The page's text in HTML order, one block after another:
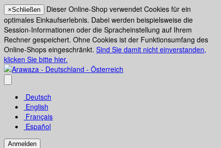
×Schließen
Dieser Online-Shop verwendet Cookies für ein
optimales Einkaufserlebnis. Dabei werden beispielsweise die
Session-Informationen oder die Spracheinstellung auf Ihrem
Rechner gespeichert. Ohne Cookies ist der Funktionsumfang des
Online-Shops eingeschränkt. Sind Sie damit nicht einverstanden,
klicken Sie bitte hier.
Deutsch
English
Français
Español
Anmelden